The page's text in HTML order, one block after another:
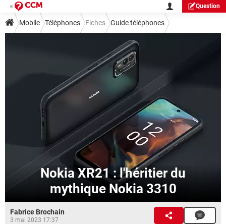
Question
Mobile Téléphones Fiches Guide téléphones
Nokia XR21 : l'héritier du
mythique Nokia 3310
Fabrice Brochain
3 mai 2023 17:37